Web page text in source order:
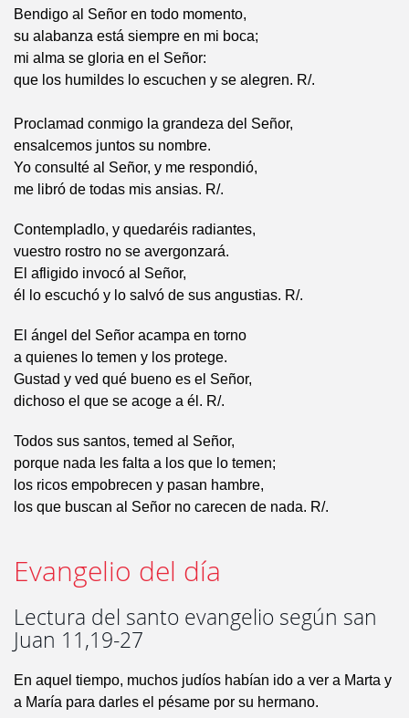
Bendigo al Señor en todo momento,
su alabanza está siempre en mi boca;
mi alma se gloria en el Señor:
que los humildes lo escuchen y se alegren. R/.
Proclamad conmigo la grandeza del Señor,
ensalcemos juntos su nombre.
Yo consulté al Señor, y me respondió,
me libró de todas mis ansias. R/.
Contempladlo, y quedaréis radiantes,
vuestro rostro no se avergonzará.
El afligido invocó al Señor,
él lo escuchó y lo salvó de sus angustias. R/.
El ángel del Señor acampa en torno
a quienes lo temen y los protege.
Gustad y ved qué bueno es el Señor,
dichoso el que se acoge a él. R/.
Todos sus santos, temed al Señor,
porque nada les falta a los que lo temen;
los ricos empobrecen y pasan hambre,
los que buscan al Señor no carecen de nada. R/.
Evangelio del día
Lectura del santo evangelio según san
Juan 11,19-27
En aquel tiempo, muchos judíos habían ido a ver a Marta y
a María para darles el pésame por su hermano.